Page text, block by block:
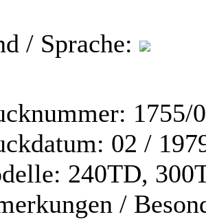
/ Sprache:
1755/
02 /
240TD,
/